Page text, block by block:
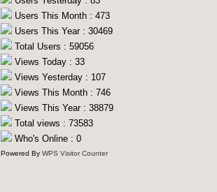
Users This Month : 473
Users This Year : 30469
Total Users : 59056
Views Today : 33
Views Yesterday : 107
Views This Month : 746
Views This Year : 38879
Total views : 73583
Who's Online : 0
Powered By WPS Visitor Counter